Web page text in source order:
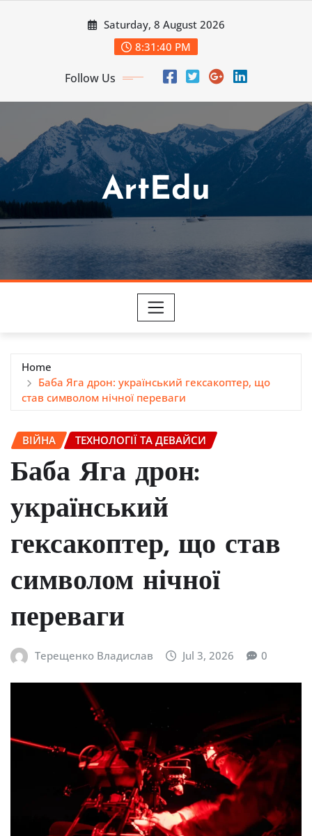
Saturday, 8 August 2026
8:31:42 PM
Follow Us
ArtEdu
Home
Баба Яга дрон: український гексакоптер, що
став символом нічної переваги
ВІЙНА ТЕХНОЛОГІЇ ТА ДЕВАЙСИ
Баба Яга дрон:
український
гексакоптер, що став
символом нічної
переваги
Терещенко Владислав Jul 3, 2026 0